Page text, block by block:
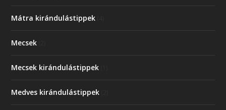
Mátra kirándulástippek
Mecsek
Mecsek kirándulástippek
Medves kirándulástippek